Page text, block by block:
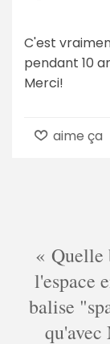
C'est
pendant 10
Merci!
aime ça
Quelle
l'espace
balise